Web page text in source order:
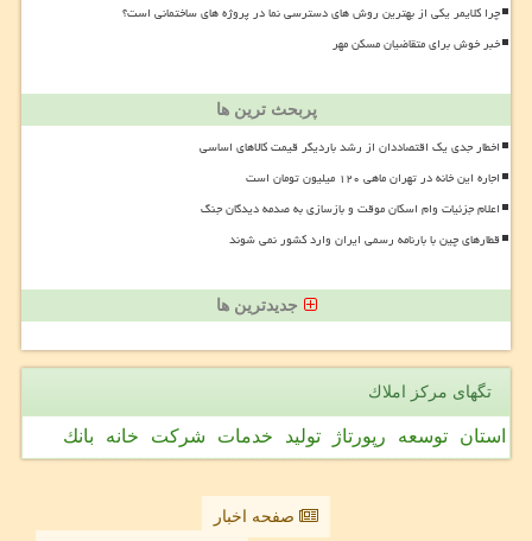
چرا کلایمر یکی از بهترین روش های دسترسی نما در پروژه های ساختمانی است؟
خبر خوش برای متقاضیان مسکن مهر
پربحث ترین ها
اخطار جدی یک اقتصاددان از رشد باردیگر قیمت کالاهای اساسی
اجاره این خانه در تهران ماهی ۱۲۰ میلیون تومان است
اعلام جزئیات وام اسکان موقت و بازسازی به صدمه دیدگان جنگ
قطارهای چین با بارنامه رسمی ایران وارد کشور نمی شوند
جدیدترین ها
تگهای مركز املاك
استان توسعه رپورتاژ تولید خدمات شركت خانه بانك
صفحه اخبار